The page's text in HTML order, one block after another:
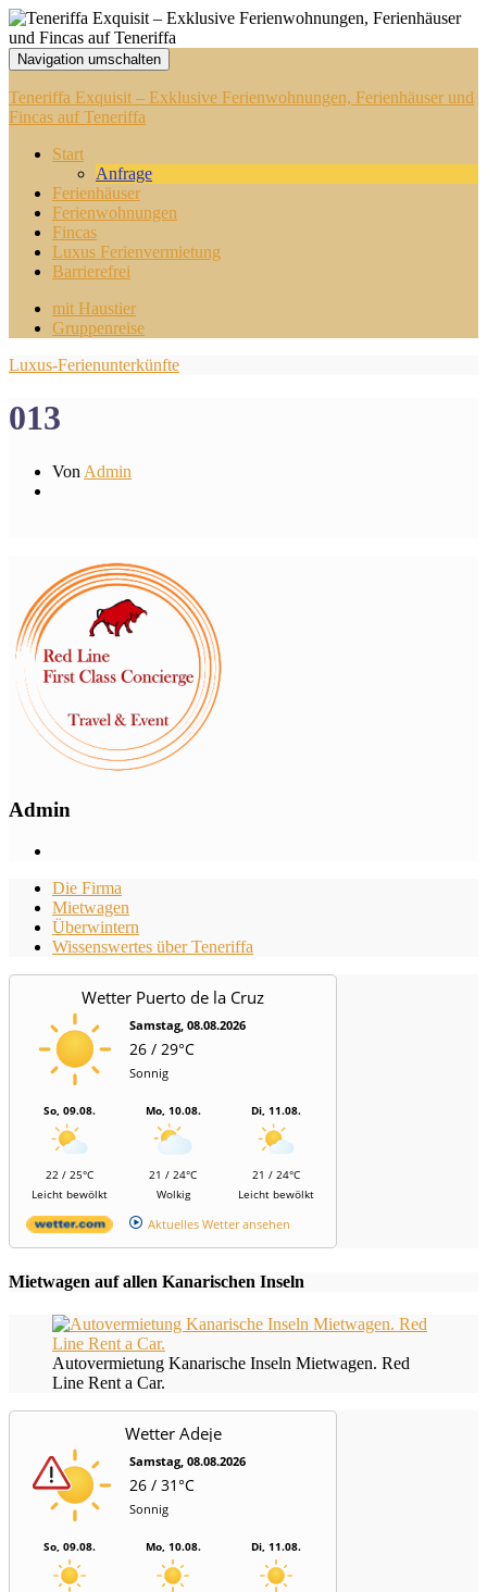
Navigation umschalten
Teneriffa Exquisit – Exklusive Ferienwohnungen, Ferienhäuser und
Fincas auf Teneriffa
Start
Anfrage
Ferienhäuser
Ferienwohnungen
Fincas
Luxus Ferienvermietung
Barrierefrei
mit Haustier
Gruppenreise
Luxus-Ferienunterkünfte
013
Von Admin
Admin
Die Firma
Mietwagen
Überwintern
Wissenswertes über Teneriffa
Wetter Puerto de la Cruz
Samstag, 08.08.2026
26 / 29°C
Sonnig
So, 09.08.
22 / 25°C
Leicht bewölkt
Mo, 10.08.
21 / 24°C
Wolkig
Di, 11.08.
21 / 24°C
Leicht bewölkt
Aktuelles Wetter ansehen
Mietwagen auf allen Kanarischen Inseln
Autovermietung Kanarische Inseln Mietwagen. Red
Line Rent a Car.
Wetter Adeje
Samstag, 08.08.2026
26 / 31°C
Sonnig
So, 09.08. Mo, 10.08. Di, 11.08.